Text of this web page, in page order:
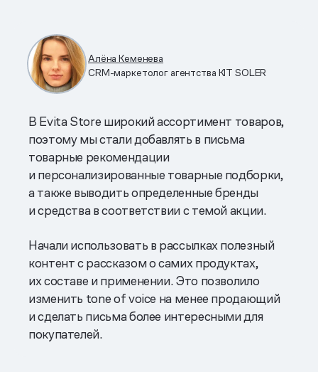
Алёна Кеменева
CRM-маркетолог агентства KIT SOLER
В Evita Store широкий ассортимент товаров,
поэтому мы стали добавлять в письма
товарные рекомендации
и персонализированные товарные подборки,
а также выводить определенные бренды
и средства в соответствии с темой акции.
Начали использовать в рассылках полезный
контент с рассказом о самих продуктах,
их составе и применении. Это позволило
изменить tone of voice на менее продающий
и сделать письма более интересными для
покупателей.